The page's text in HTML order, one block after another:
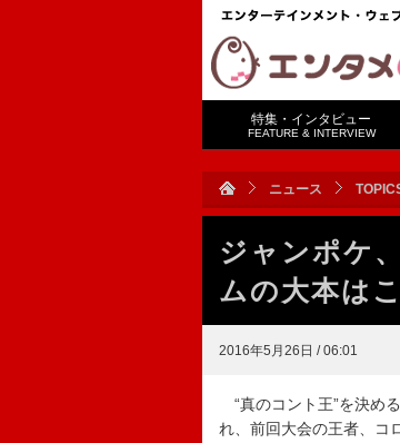
特集・インタビュー
FEATURE & INTERVIEW
ニュース
ジャンポケ
ムの大本は
2016年5月26日 / 06:01
“真のコント王”を決め
れ、前回大会の王者、コ